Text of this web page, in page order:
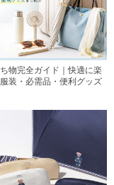
物完全ガイド｜快適に楽
装・必需品・便利グッズ